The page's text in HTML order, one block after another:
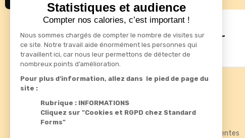
drafts S'inscrire à la newsletter
Standard Forms
Meilleures ventes
Statistiques et audience
Compter nos calories, c’est important !
Nous sommes chargés de compter le nombre de visites sur
ce site. Notre travail aide énormément les personnes qui
travaillent ici, car nous leur permettons de détecter de
nombreux points d’amélioration.
Pour plus d'information, allez dans le pied de page du
site :
Rubrique : INFORMATIONS
Cliquez sur "Cookies et RGPD chez Standard
Forms"